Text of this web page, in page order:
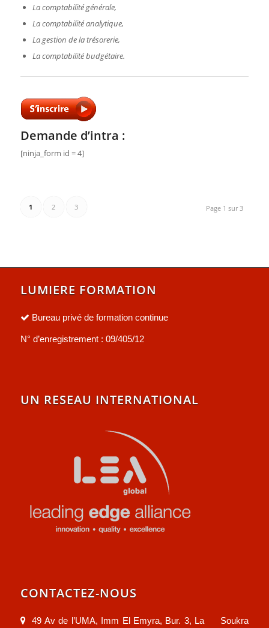
La comptabilité générale,
La comptabilité analytique,
La gestion de la trésorerie,
La comptabilité budgétaire.
Demande d’intra :
[ninja_form id = 4]
Page 1 sur 3
1 2 3
LUMIERE FORMATION
Bureau privé de formation continue
N° d’enregistrement : 09/405/12
UN RESEAU INTERNATIONAL
CONTACTEZ-NOUS
49 Av de l’UMA, Imm El Emyra, Bur. 3, La Soukra